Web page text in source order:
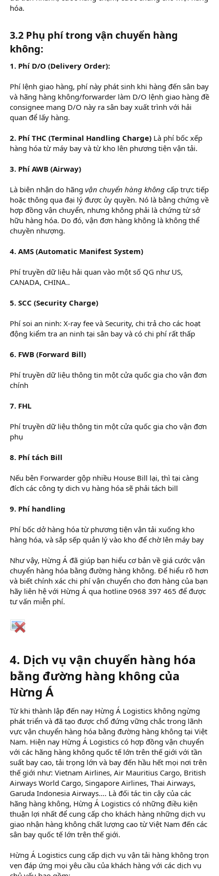
hóa.
3.2 Phụ phí trong vận chuyển hàng
không:
1. Phí D/O (Delivery Order):
Phí lệnh giao hàng, phí này phát sinh khi hàng đến sân bay
và hãng hàng không/forwarder làm D/O lệnh giao hàng đề
consignee mang D/O này ra sân bay xuất trình với hải
quan để lấy hàng.
2. Phí THC (Terminal Handling Charge) Là phí bốc xếp
hàng hóa từ máy bay và từ kho lên phương tiện vận tải.
3. Phí AWB (Airway)
Là biên nhận do hãng vận chuyển hàng không cấp trực tiếp
hoặc thông qua đại lý được ủy quyền. Nó là bằng chứng về
hợp đồng vận chuyển, nhưng không phải là chứng từ sở
hữu hàng hóa. Do đó, vận đơn hàng không là không thể
chuyền nhượng.
4. AMS (Automatic Manifest System)
Phí truyền dữ liệu hải quan vào một số QG như US,
CANADA, CHINA..
5. SCC (Security Charge)
Phí soi an ninh: X-ray fee và Security, chi trả cho các hoạt
động kiểm tra an ninh tại sân bay và có chi phí rất thấp
6. FWB (Forward Bill)
Phí truyền dữ liệu thông tin một cửa quốc gia cho vận đơn
chính
7. FHL
Phí truyền dữ liệu thông tin một cửa quốc gia cho vận đơn
phụ
8. Phí tách Bill
Nếu bên Forwarder gộp nhiều House Bill lại, thì tại càng
đích các công ty dich vụ hàng hóa sẽ phải tách bill
9. Phí handling
Phí bốc dở hàng hóa từ phương tiện vận tải xuống kho
hàng hóa, và sắp sếp quản lý vào kho để chờ lên máy bay
Như vậy, Hừng Á đã giúp bạn hiểu cơ bản về giá cước vận
chuyển hàng hóa bằng đường hàng không. Để hiểu rõ hơn
và biết chính xác chi phí vận chuyển cho đơn hàng của bạn
hãy liên hệ với Hừng Á qua hotline 0968 397 465 để được
tư vấn miễn phí.
4. Dịch vụ vận chuyển hàng hóa
bằng đường hàng không của
Hừng Á
Từ khi thành lập đến nay Hừng Á Logistics không ngừng
phát triển và đã tạo được chổ đứng vững chắc trong lãnh
vực vận chuyển hàng hóa bằng đường hàng không tại Việt
Nam. Hiện nay Hừng Á Logistics có hợp đồng vận chuyển
với các hãng hàng không quốc tế lớn trên thế giới với tần
suất bay cao, tải trọng lớn và bay đến hầu hết mọi nơi trên
thế giới như: Vietnam Airlines, Air Mauritius Cargo, British
Airways World Cargo, Singapore Airlines, Thai Airways,
Garuda Indonesia Airways…. Là đối tác tin cậy của các
hãng hàng không, Hừng Á Logistics có những điều kiện
thuận lợi nhất để cung cấp cho khách hàng những dịch vụ
giao nhận hàng không chất lượng cao từ Việt Nam đến các
sân bay quốc tế lớn trên thế giới.
Hừng Á Logistics cung cấp dịch vụ vận tải hàng không trọn
vẹn đáp ứng mọi yêu cầu của khách hàng với các dịch vụ